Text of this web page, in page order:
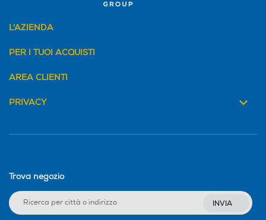
L'AZIENDA
PER I TUOI ACQUISTI
AREA CLIENTI
PRIVACY
Trova negozio
INVIA